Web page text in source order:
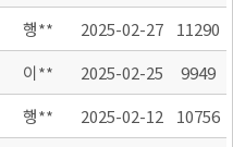
행** 2025-02-27
11290
이** 2025-02-25
9949
행** 2025-02-12
10756